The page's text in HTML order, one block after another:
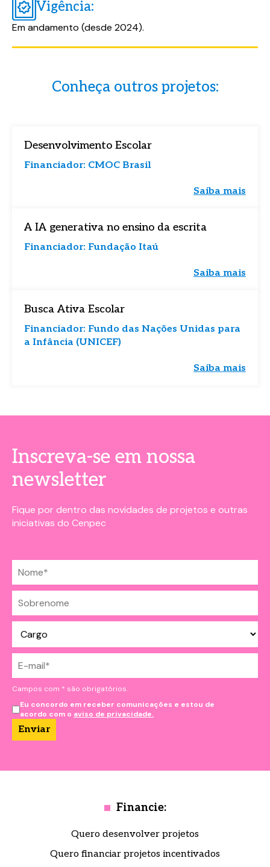
acesso ao conteúdo logo em seguida.
Campos com * são obrigatórios.
acesso ao conteúdo logo em seguida.
Campos com * são obrigatórios.
Vigência:
Em andamento (desde 2024).
Conheça outros projetos:
Desenvolvimento Escolar
Financiador: CMOC Brasil
Saiba mais
A IA generativa no ensino da escrita
Financiador: Fundação Itaú
Saiba mais
Busca Ativa Escolar
Financiador: Fundo das Nações Unidas para
a Infância (UNICEF)
Saiba mais
Inscreva-se em nossa
newsletter
Fique por dentro das novidades de projetos e outras
iniciativas do Cenpec
Campos com * são obrigatórios.
Eu concordo em receber comunicações e estou de
acordo com o aviso de privacidade.
Financie:
Quero desenvolver projetos
Quero financiar projetos incentivados